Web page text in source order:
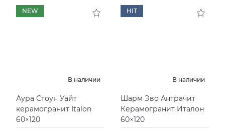
NEW
В наличии
Аура Стоун Уайт
керамогранит Italon
60×120
HIT
В наличии
Шарм Эво Антрачит
Керамогранит Италон
60×120